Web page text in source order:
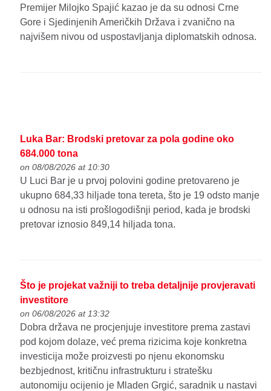
Premijer Milojko Spajić kazao je da su odnosi Crne
Gore i Sjedinjenih Američkih Država i zvanično na
najvišem nivou od uspostavljanja diplomatskih odnosa.
Luka Bar: Brodski pretovar za pola godine oko
684.000 tona
on 08/08/2026 at 10:30
U Luci Bar je u prvoj polovini godine pretovareno je
ukupno 684,33 hiljade tona tereta, što je 19 odsto manje
u odnosu na isti prošlogodišnji period, kada je brodski
pretovar iznosio 849,14 hiljada tona.
Što je projekat važniji to treba detaljnije provjeravati
investitore
on 06/08/2026 at 13:32
Dobra država ne procjenjuje investitore prema zastavi
pod kojom dolaze, već prema rizicima koje konkretna
investicija može proizvesti po njenu ekonomsku
bezbjednost, kritičnu infrastrukturu i stratešku
autonomiju ocijenio je Mladen Grgić, saradnik u nastavi